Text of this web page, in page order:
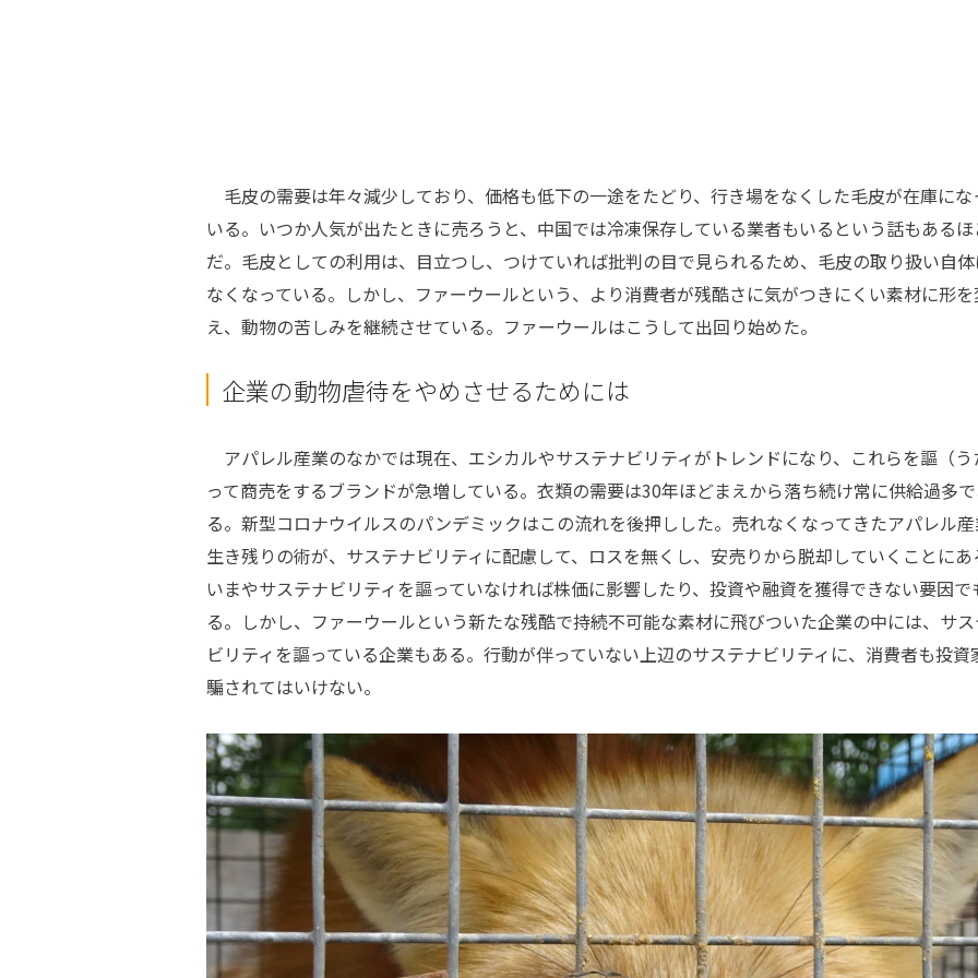
毛皮の需要は年々減少しており、価格も低下の一途をたどり、行き場をなくした毛皮が在庫にな
いる。いつか人気が出たときに売ろうと、中国では冷凍保存している業者もいるという話もある
だ。毛皮としての利用は、目立つし、つけていれば批判の目で見られるため、毛皮の取り扱い自
なくなっている。しかし、ファーウールという、より消費者が残酷さに気がつきにくい素材に形を
え、動物の苦しみを継続させている。ファーウールはこうして出回り始めた。
企業の動物虐待をやめさせるためには
アパレル産業のなかでは現在、エシカルやサステナビリティがトレンドになり、これらを謳（う
って商売をするブランドが急増している。衣類の需要は30年ほどまえから落ち続け常に供給過多
る。新型コロナウイルスのパンデミックはこの流れを後押しした。売れなくなってきたアパレル
生き残りの術が、サステナビリティに配慮して、ロスを無くし、安売りから脱却していくことにあ
いまやサステナビリティを謳っていなければ株価に影響したり、投資や融資を獲得できない要因で
る。しかし、ファーウールという新たな残酷で持続不可能な素材に飛びついた企業の中には、サ
ビリティを謳っている企業もある。行動が伴っていない上辺のサステナビリティに、消費者も投資
騙されてはいけない。